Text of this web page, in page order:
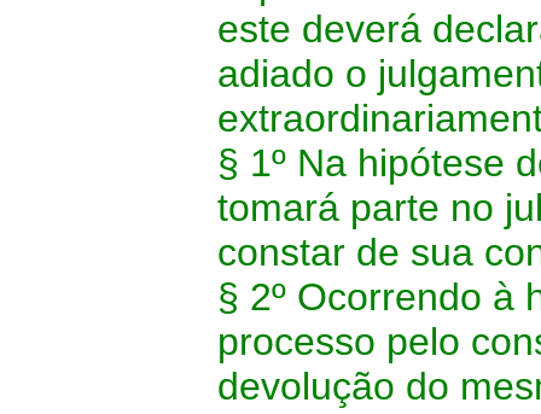
este deverá
adiado o
§ 1º Na hipótese
tomará parte no
constar de sua
§ 2º Ocorrendo à
processo pelo
devolução do